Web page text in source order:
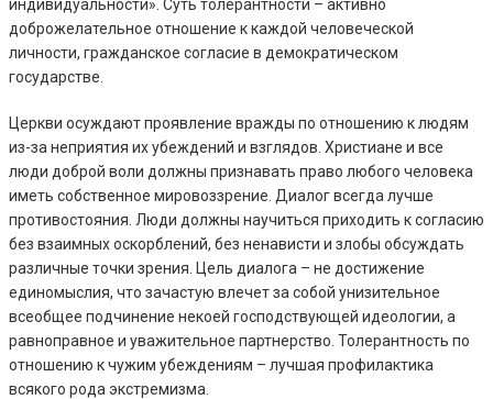
индивидуальности». Суть толерантности – активно
доброжелательное отношение к каждой человеческой
личности, гражданское согласие в демократическом
государстве.
Церкви осуждают проявление вражды по отношению к людям
из-за неприятия их убеждений и взглядов. Христиане и все
люди доброй воли должны признавать право любого человека
иметь собственное мировоззрение. Диалог всегда лучше
противостояния. Люди должны научиться приходить к согласию
без взаимных оскорблений, без ненависти и злобы обсуждать
различные точки зрения. Цель диалога – не достижение
единомыслия, что зачастую влечет за собой унизительное
всеобщее подчинение некоей господствующей идеологии, а
равноправное и уважительное партнерство. Толерантность по
отношению к чужим убеждениям – лучшая профилактика
всякого рода экстремизма.